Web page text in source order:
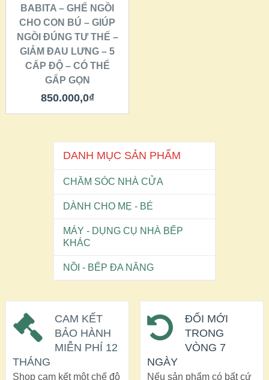
BABITA – GHẾ NGỒI
CHO CON BÚ – GIÚP
NGỒI ĐÚNG TƯ THẾ –
GIẢM ĐAU LƯNG – 5
CẤP ĐỘ – CÓ THỂ
GẤP GỌN
850.000,0₫
DANH MỤC SẢN PHẨM
CHĂM SÓC NHÀ CỬA
DÀNH CHO MẸ - BÉ
MÁY - DỤNG CỤ NHÀ BẾP
KHÁC
NỒI - BẾP ĐA NĂNG
CAM KẾT
BẢO HÀNH
MIỄN PHÍ 12
THÁNG
Shop cam kết một chế độ
ĐỔI MỚI
TRONG
VÒNG 7
NGÀY
Nếu sản phẩm có bất cứ